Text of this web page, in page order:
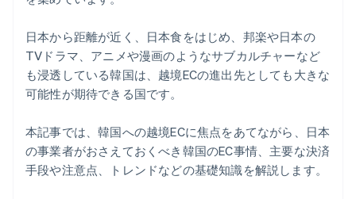
日本から距離が近く、日本食をはじめ、邦楽や日本の
TVドラマ、アニメや漫画のようなサブカルチャーなど
も浸透している韓国は、越境ECの進出先としても大きな
可能性が期待できる国です。
本記事では、韓国への越境ECに焦点をあてながら、日本
の事業者がおさえておくべき韓国のEC事情、主要な決済
手段や注意点、トレンドなどの基礎知識を解説します。